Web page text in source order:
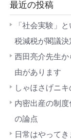
最近の投稿
「社会実験」
税減税が閣議決
西田亮介先生
由があります
しゃほさげニキ
内密出産の制
の論点
日常はやって